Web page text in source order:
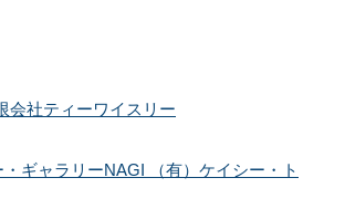
会社ティーワイスリー
ギャラリーNAGI （有）ケイシー・ト